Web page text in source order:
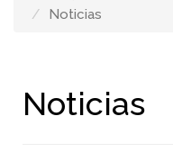
Noticias
Noticias